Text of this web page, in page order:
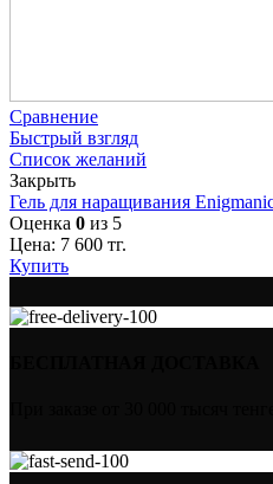
Сравнение
Быстрый взгляд
Список желаний
Закрыть
Гель для наращивания
Оценка 0 из 5
Цена: 7 600 тг.
Купить